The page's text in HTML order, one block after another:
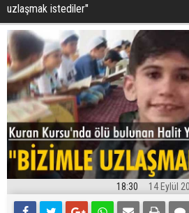
uzlaşmak istediler"
18:30 14 Eylül